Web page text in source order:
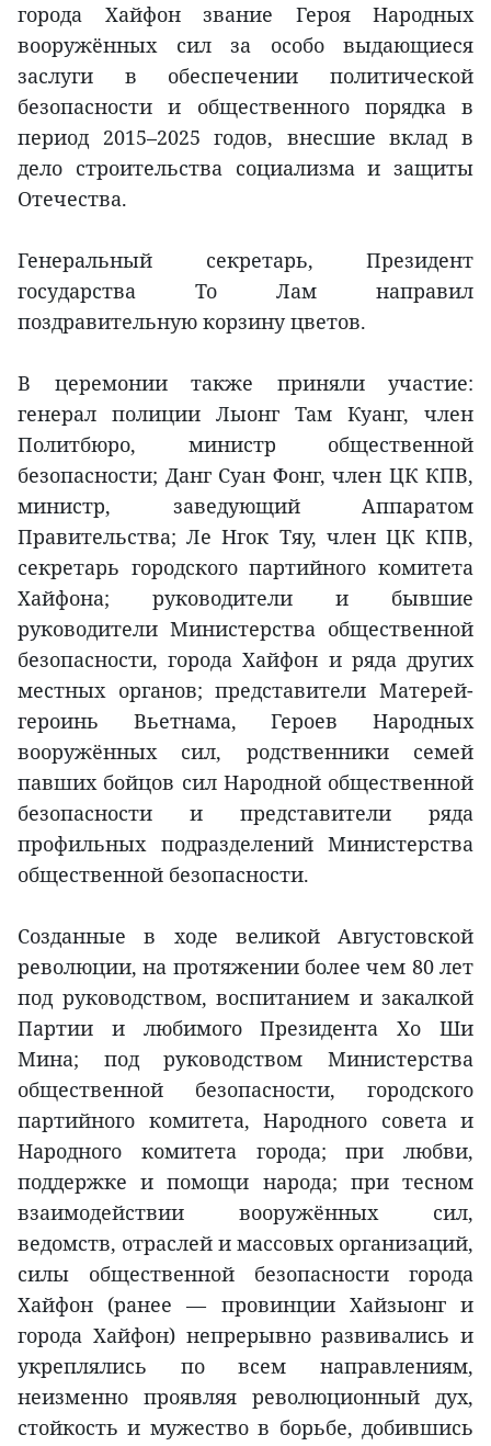
города Хайфон звание Героя Народных
вооружённых сил за особо выдающиеся
заслуги в обеспечении политической
безопасности и общественного порядка в
период 2015–2025 годов, внесшие вклад в
дело строительства социализма и защиты
Отечества.
Генеральный секретарь, Президент
государства То Лам направил
поздравительную корзину цветов.
В церемонии также приняли участие:
генерал полиции Лыонг Там Куанг, член
Политбюро, министр общественной
безопасности; Данг Суан Фонг, член ЦК КПВ,
министр, заведующий Аппаратом
Правительства; Ле Нгок Тяу, член ЦК КПВ,
секретарь городского партийного комитета
Хайфона; руководители и бывшие
руководители Министерства общественной
безопасности, города Хайфон и ряда других
местных органов; представители Матерей-
героинь Вьетнама, Героев Народных
вооружённых сил, родственники семей
павших бойцов сил Народной общественной
безопасности и представители ряда
профильных подразделений Министерства
общественной безопасности.
Созданные в ходе великой Августовской
революции, на протяжении более чем 80 лет
под руководством, воспитанием и закалкой
Партии и любимого Президента Хо Ши
Мина; под руководством Министерства
общественной безопасности, городского
партийного комитета, Народного совета и
Народного комитета города; при любви,
поддержке и помощи народа; при тесном
взаимодействии вооружённых сил,
ведомств, отраслей и массовых организаций,
силы общественной безопасности города
Хайфон (ранее — провинции Хайзыонг и
города Хайфон) непрерывно развивались и
укреплялись по всем направлениям,
неизменно проявляя революционный дух,
стойкость и мужество в борьбе, добившись